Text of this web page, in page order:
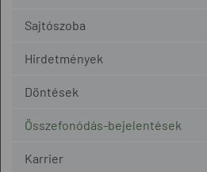
Sajtószoba
Hirdetmények
Döntések
Összefonódás-bejelentések
Karrier